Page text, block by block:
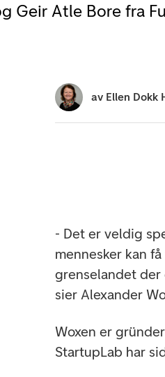
Geir Atle Bore fra
av Ellen Dokk
- Det er veldig
mennesker kan
grenselandet
sier Alexander
Woxen er
StartupLab har